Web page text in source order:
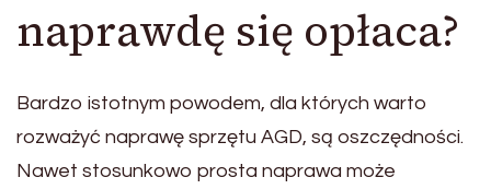
naprawdę się opłaca?
Bardzo istotnym powodem, dla których warto
rozważyć naprawę sprzętu AGD, są oszczędności.
Nawet stosunkowo prosta naprawa może